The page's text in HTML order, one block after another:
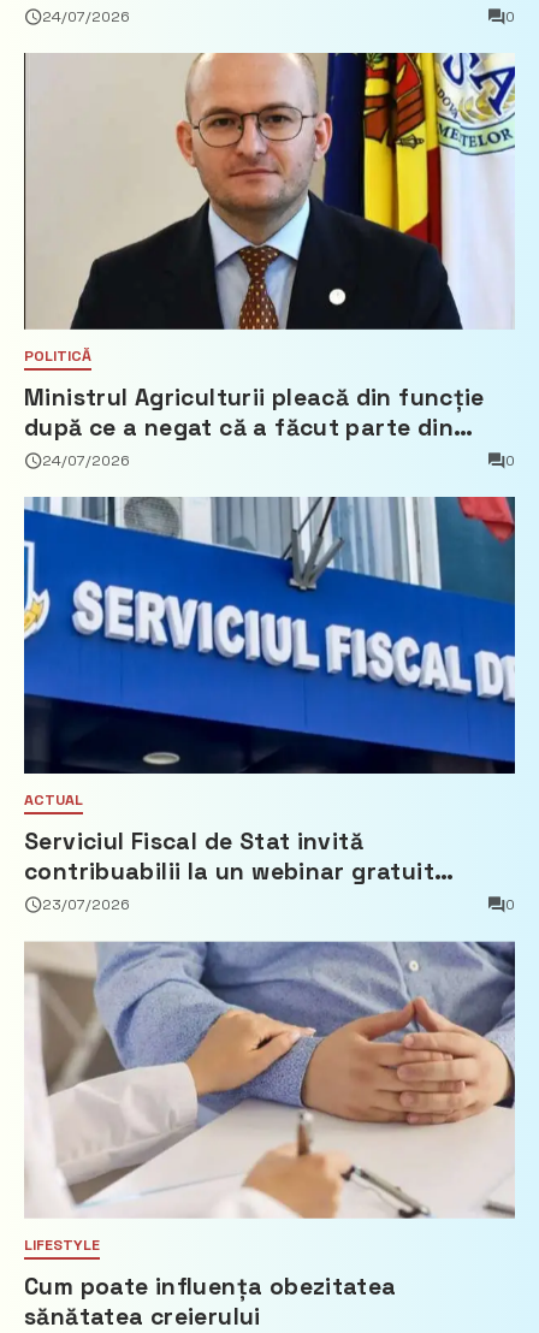
24/07/2026 0
POLITICĂ
Ministrul Agriculturii pleacă din funcție
după ce a negat că a făcut parte din
Partidul Democrat
24/07/2026 0
ACTUAL
Serviciul Fiscal de Stat invită
contribuabilii la un webinar gratuit
privind calculul impozitului pe bunurile
23/07/2026 0
LIFESTYLE
Cum poate influența obezitatea
sănătatea creierului